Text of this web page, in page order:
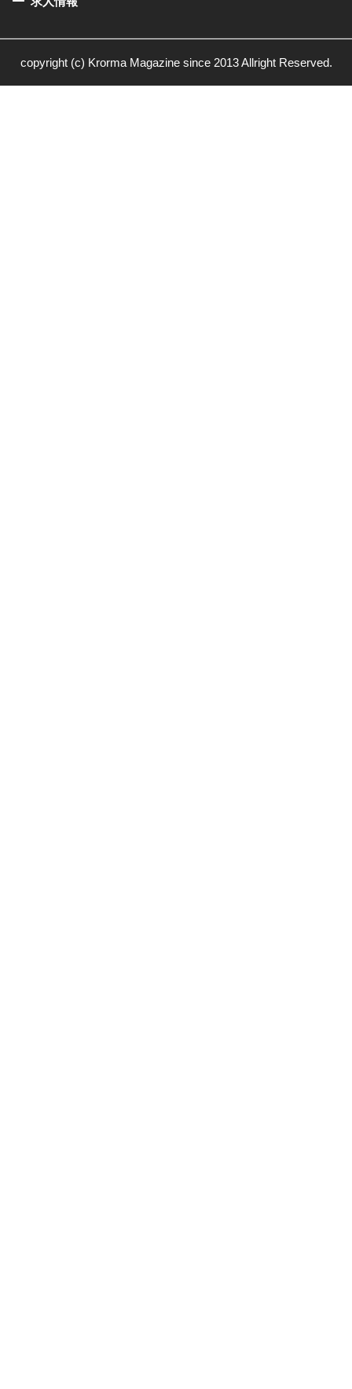
copyright (c) Krorma Magazine since 2013 Allright Reserved.